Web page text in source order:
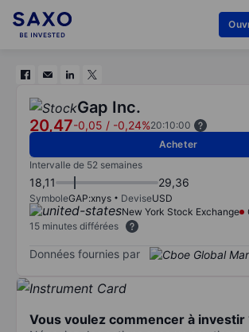
Gap Inc.
20,47-0,05 / -0,24%20:10:00
Acheter
Intervalle de 52 semaines
18,11 29,36
SymboleGAP:xnys DeviseUSD
New York Stock Exchange
15 minutes différées
Données fournies par
Vous voulez commencer à investir